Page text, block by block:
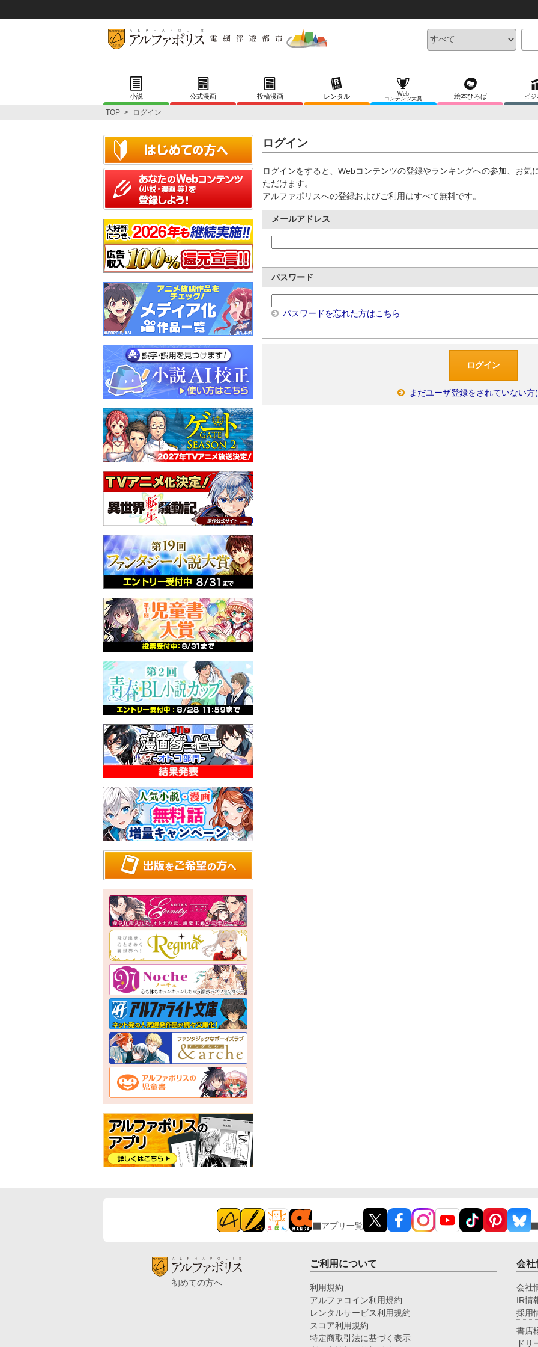
小説 公式漫画 投稿漫画 レンタル
Web
コンテンツ大賞
絵本ひろば ビ
TOP > ログイン
ログイン
ログインをすると、Webコンテンツの登録やランキングへの参加、お気
ただけます。
アルファポリスへの登録およびご利用はすべて無料です。
メールアドレス
パスワード
パスワードを忘れた方はこちら
まだユーザ登録をされていない方
アプリ一覧
初めての方へ
ご利用について
利用規約
アルファコイン利用規約
レンタルサービス利用規約
スコア利用規約
特定商取引法に基づく表示
会社
会社
IR情
採用
書店
ドリ